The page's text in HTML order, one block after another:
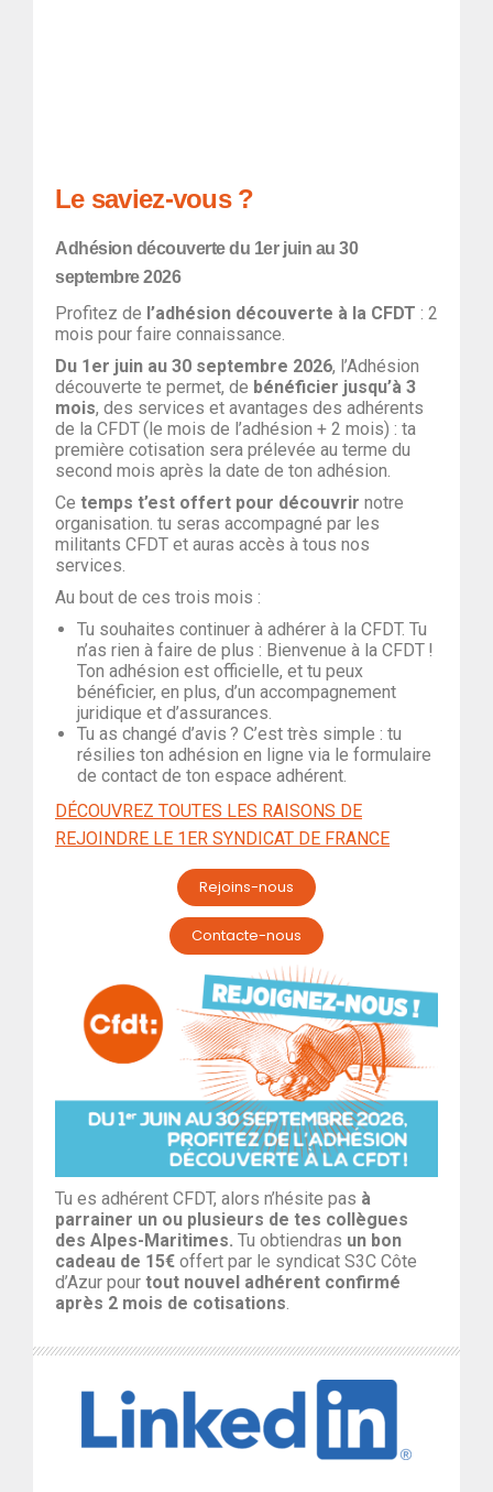
Le saviez-vous ?
Adhésion découverte du 1er juin au 30
septembre 2026
Profitez de l’adhésion découverte à la CFDT : 2
mois pour faire connaissance.
Du 1er juin au 30 septembre 2026, l’Adhésion
découverte te permet, de bénéficier jusqu’à 3
mois, des services et avantages des adhérents
de la CFDT (le mois de l’adhésion + 2 mois) : ta
première cotisation sera prélevée au terme du
second mois après la date de ton adhésion.
Ce temps t’est offert pour découvrir notre
organisation. tu seras accompagné par les
militants CFDT et auras accès à tous nos
services.
Au bout de ces trois mois :
Tu souhaites continuer à adhérer à la CFDT. Tu
n’as rien à faire de plus : Bienvenue à la CFDT !
Ton adhésion est officielle, et tu peux
bénéficier, en plus, d’un accompagnement
juridique et d’assurances.
Tu as changé d’avis ? C’est très simple : tu
résilies ton adhésion en ligne via le formulaire
de contact de ton espace adhérent.
DÉCOUVREZ TOUTES LES RAISONS DE
REJOINDRE LE 1ER SYNDICAT DE FRANCE
Rejoins-nous
Contacte-nous
Tu es adhérent CFDT, alors n’hésite pas à
parrainer un ou plusieurs de tes collègues
des Alpes-Maritimes. Tu obtiendras un bon
cadeau de 15€ offert par le syndicat S3C Côte
d’Azur pour tout nouvel adhérent confirmé
après 2 mois de cotisations